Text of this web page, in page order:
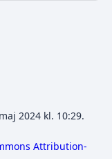
2024 kl. 10:29.
Attribution-